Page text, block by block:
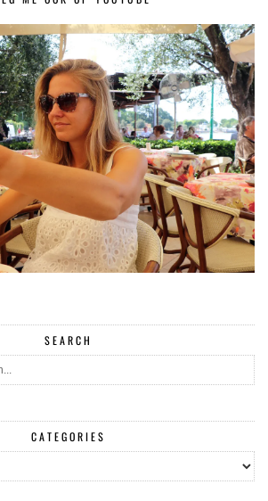
SEARCH
CATEGORIES